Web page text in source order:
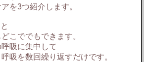
を3つ紹介します。
こででもできます。
吸に集中して
吸を数回繰り返すだけです。